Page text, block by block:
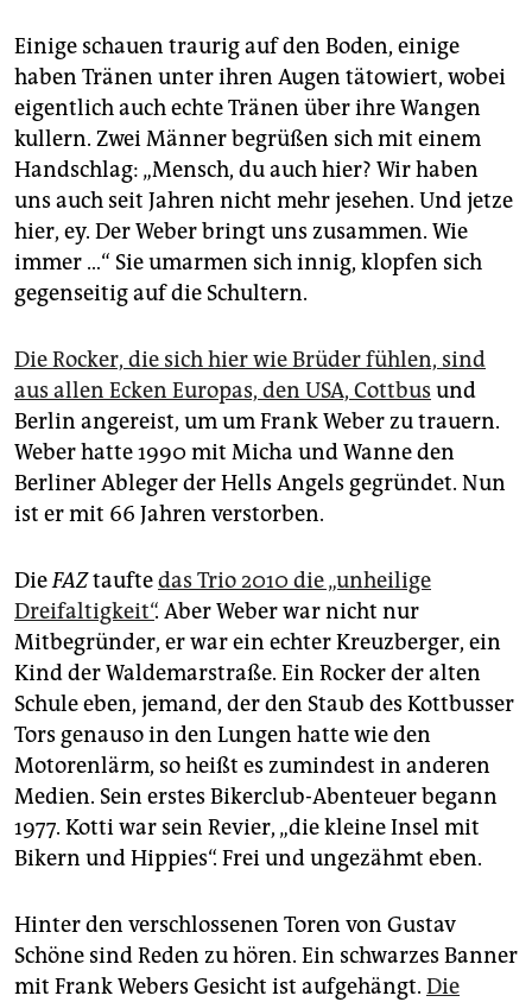
Einige schauen traurig auf den Boden, einige
haben Tränen unter ihren Augen tätowiert, wobei
eigentlich auch echte Tränen über ihre Wangen
kullern. Zwei Männer begrüßen sich mit einem
Handschlag: „Mensch, du auch hier? Wir haben
uns auch seit Jahren nicht mehr jesehen. Und jetze
hier, ey. Der Weber bringt uns zusammen. Wie
immer …“ Sie umarmen sich innig, klopfen sich
gegenseitig auf die Schultern.
Die Rocker, die sich hier wie Brüder fühlen, sind
aus allen Ecken Europas, den USA, Cottbus und
Berlin angereist, um um Frank Weber zu trauern.
Weber hatte 1990 mit Micha und Wanne den
Berliner Ableger der Hells Angels gegründet. Nun
ist er mit 66 Jahren verstorben.
DieFAZtauftedas Trio 2010 die „unheilige
Dreifaltigkeit“. Aber Weber war nicht nur
Mitbegründer, er war ein echter Kreuzberger, ein
Kind der Waldemarstraße. Ein Rocker der alten
Schule eben, jemand, der den Staub des Kottbusser
Tors genauso in den Lungen hatte wie den
Motorenlärm, so heißt es zumindest in anderen
Medien. Sein erstes Bikerclub-Abenteuer begann
1977. Kotti war sein Revier, „die kleine Insel mit
Bikern und Hippies“. Frei und ungezähmt eben.
Hinter den verschlossenen Toren von Gustav
Schöne sind Reden zu hören. Ein schwarzes Banner
mit Frank Webers Gesicht ist aufgehängt. Die